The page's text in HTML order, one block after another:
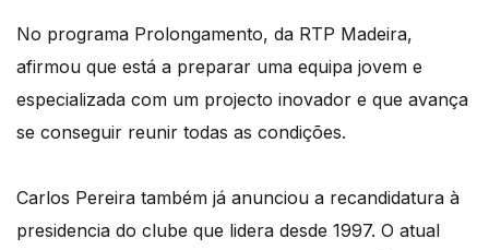
No programa Prolongamento, da RTP Madeira,
afirmou que está a preparar uma equipa jovem e
especializada com um projecto inovador e que avança
se conseguir reunir todas as condições.
Carlos Pereira também já anunciou a recandidatura à
presidencia do clube que lidera desde 1997. O atual